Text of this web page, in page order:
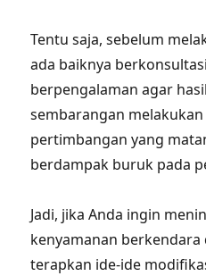
Tentu saja, sebelum
ada baiknya
berpengalaman agar
sembarangan
pertimbangan yang
berdampak buruk pada
Jadi, jika Anda ingin
kenyamanan berkendara
terapkan ide-ide